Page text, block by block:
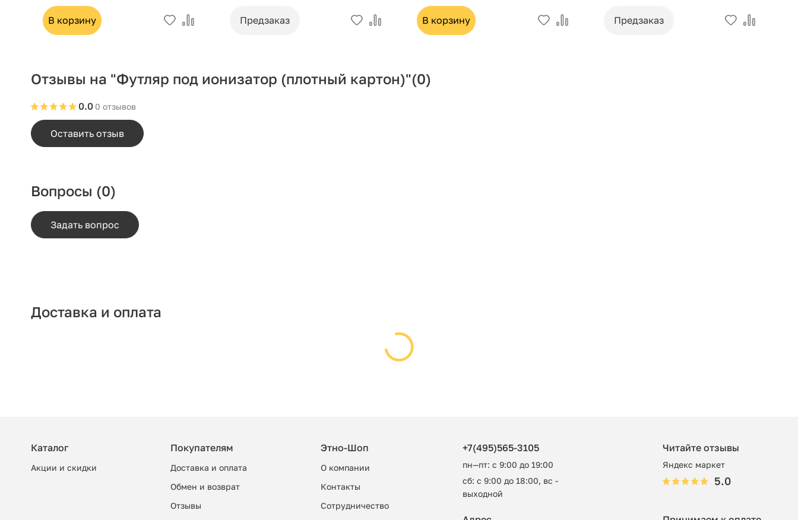
В корзину Предзаказ В корзину Предзаказ
Отзывы на "Футляр под ионизатор (плотный картон)"(0)
0 отзывов
0.0
Оставить отзыв
Вопросы (0)
Задать вопрос
Доставка и оплата
Каталог
Акции и скидки
Покупателям
Доставка и оплата
Обмен и возврат
Отзывы
Этно-Шоп
О компании
Контакты
Сотрудничество
+7(495)565-3105
пн—пт: с 9:00 до 19:00
сб: с 9:00 до 18:00, вс -
выходной
Читайте отзывы
Яндекс маркет
5.0